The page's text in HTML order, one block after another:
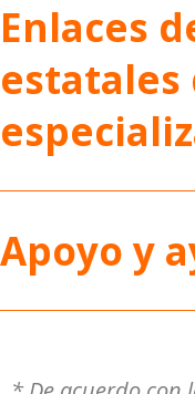
Enlaces
estatales
Apoyo y